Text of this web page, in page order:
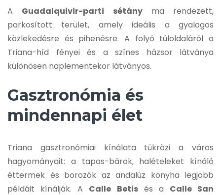
A Guadalquivir-parti sétányma rendezett,
parkosított terület, amely ideális a gyalogos
közlekedésre és pihenésre. A folyó túloldaláról a
Triana-híd fényei és a színes házsor látványa
különösen naplementekor látványos.
Gasztronómia és
mindennapi élet
Triana gasztronómiai kínálata tükrözi a város
hagyományait: a tapas-bárok, halételeket kínáló
éttermek és borozók az andalúz konyha legjobb
példáit kínálják. A Calle Betisés a Calle San